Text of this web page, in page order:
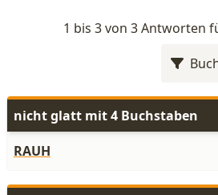
1 bis 3 von 3 Antworten
nicht glatt mit 4 Buchstaben
RAUH